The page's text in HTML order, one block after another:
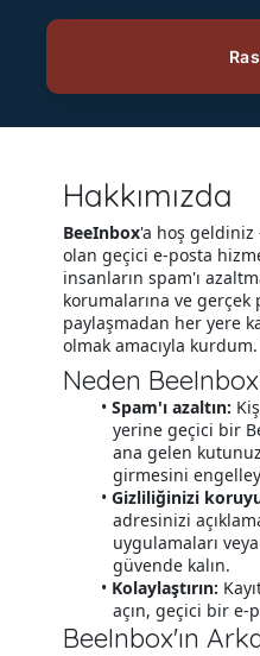
Hakkımızda
BeeInbox'a hoş geldiniz
olan geçici e-posta
insanların spam'ı
korumalarına ve gerçek
paylaşmadan her yere
olmak amacıyla kurdum.
Neden
Spam'ı azaltın:
yerine geçici bir
ana gelen
girmesini
Gizliliğinizi
adresinizi
uygulamaları
güvende kalın.
Kolaylaştırın:
açın, geçici bir e-
BeeInbox'ın